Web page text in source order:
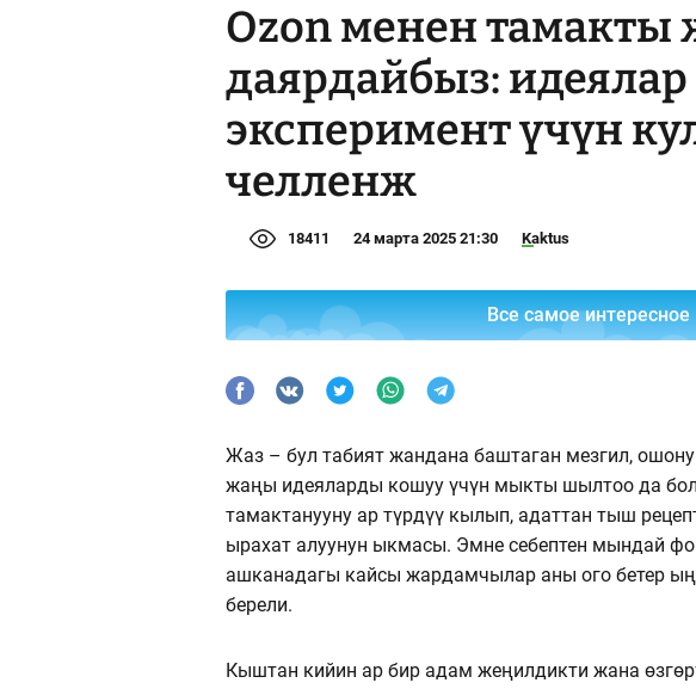
Ozon менен
даярдайбыз:
эксперимент үчүн
челленж
18411 24 марта 2025 21:30 Kaktus
Все самое интересное
Жаз – бул табият жандана баштаган мезгил,
жаңы идеяларды кошуу үчүн мыкты шылтоо да
тамактанууну ар түрдүү кылып, адаттан тыш
ырахат алуунун ыкмасы. Эмне себептен мындай
ашканадагы кайсы жардамчылар аны ого бетер
берели.
Кыштан кийин ар бир адам жеңилдикти жана